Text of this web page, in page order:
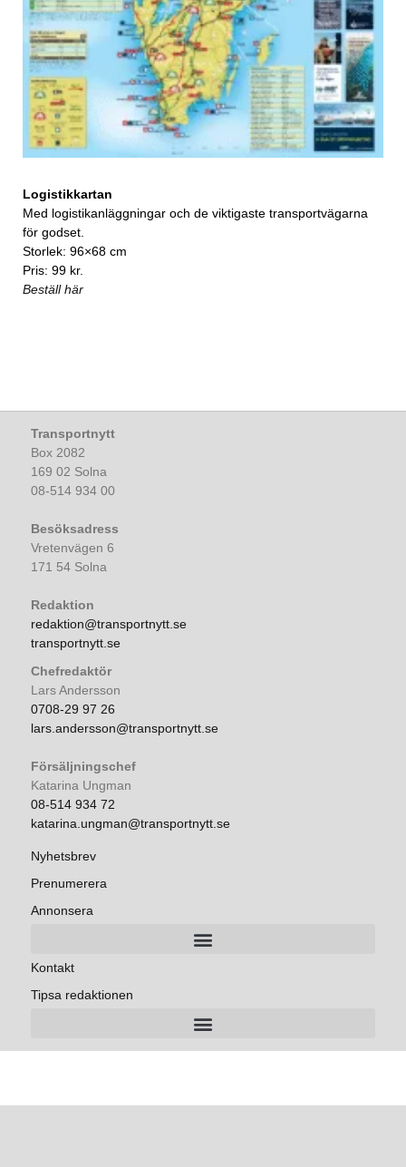
Logistikkartan
Med logistikanläggningar och de viktigaste transportvägarna
för godset.
Storlek: 96×68 cm
Pris: 99 kr.
Beställ här
Transportnytt
Box 2082
169 02 Solna
08-514 934 00
Besöksadress
Vretenvägen 6
171 54 Solna
Redaktion
redaktion@transportnytt.se
transportnytt.se
Chefredaktör
Lars Andersson
0708-29 97 26
lars.andersson@transportnytt.se
Försäljningschef
Katarina Ungman
08-514 934 72
katarina.ungman@transportnytt.se
Nyhetsbrev
Prenumerera
Annonsera
Kontakt
Tipsa redaktionen